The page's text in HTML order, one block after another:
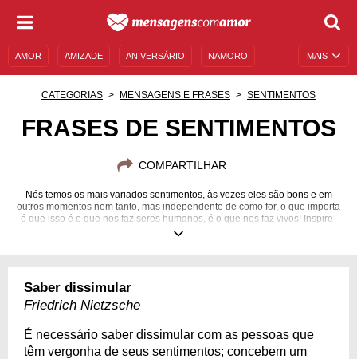
MAIS
AMOR AMIZADE ANIVERSÁRIO NAMORO
CATEGORIAS MENSAGENS E FRASES SENTIMENTOS
FRASES DE SENTIMENTOS
COMPARTILHAR
Nós temos os mais variados sentimentos, às vezes eles são bons e em
outros momentos nem tanto, mas independente de como for, o que importa
é que isso é o que nos faz seres humanos, é o que nos faz vivos! Inspire-
se, emocione-se e expresse os seus sentimentos com a gente!
Saber dissimular
Friedrich Nietzsche
É necessário saber dissimular com as pessoas que
têm vergonha de seus sentimentos; concebem um